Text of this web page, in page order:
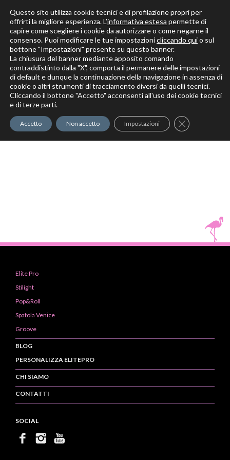
Solo per veri decoratori
Elite Pro
Elite Pro
Stilight
Pop&Roll
Spatola Venice
Groove
BLOG
PERSONALIZZA ELITEPRO
CHI SIAMO
CONTATTI
SOCIAL
Questo sito utilizza cookie tecnici e di profilazione propri per
offrirti la migliore esperienza. L’informativa estesa permette di
capire come scegliere i cookie da autorizzare o come negarne il
consenso. Puoi modificare le tue impostazionicliccando quio sul
bottone "Impostazioni" presente su questo banner.
La chiusura del banner mediante apposito comando
contraddistinto dalla "X", comporta il permanere delle impostazioni
di default e dunque la continuazione della navigazione in assenza di
cookie o altri strumenti di tracciamento diversi da quelli tecnici.
Cliccando il bottone "Accetto" acconsenti all'uso dei cookie tecnici
e di terze parti.
Accetto Non accetto Impostazioni Close GDPR